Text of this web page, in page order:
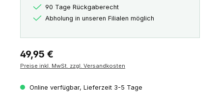
90 Tage Rückgaberecht
Abholung in unseren Filialen möglich
Regulärer Preis:
49,95 €
Preise inkl. MwSt. zzgl. Versandkosten
Online verfügbar, Lieferzeit 3-5 Tage